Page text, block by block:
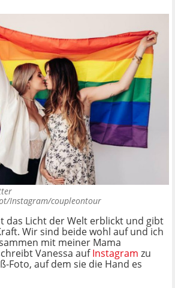
Instagram/coupleontour
das Licht der Welt erblickt und gibt
Wir sind beide wohl auf und ich
mit meiner Mama
Vanessa aufInstagram zu
Foto, auf dem sie die Hand es